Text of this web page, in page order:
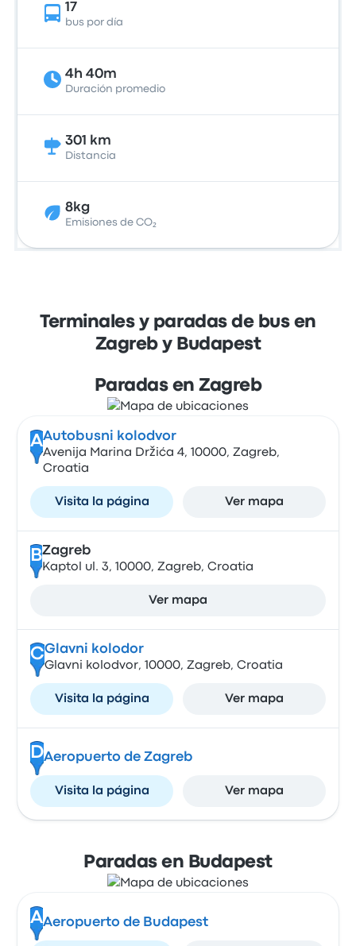
17
bus por día
4h 40m
Duración promedio
301 km
Distancia
8kg
Emisiones de CO₂
Terminales y paradas de bus en
Zagreb y Budapest
Paradas en Zagreb
AAutobusni kolodvor
Avenija Marina Držića 4, 10000, Zagreb,
Croatia
Visita la página Ver mapa
BZagreb
Kaptol ul. 3, 10000, Zagreb, Croatia
Ver mapa
CGlavni kolodor
Glavni kolodvor, 10000, Zagreb, Croatia
Visita la página Ver mapa
DAeropuerto de Zagreb
Visita la página Ver mapa
Paradas en Budapest
AAeropuerto de Budapest